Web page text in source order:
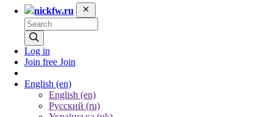
nickfw.ru
Log in
Join free Join
English (en)
English (en)
Русский (ru)